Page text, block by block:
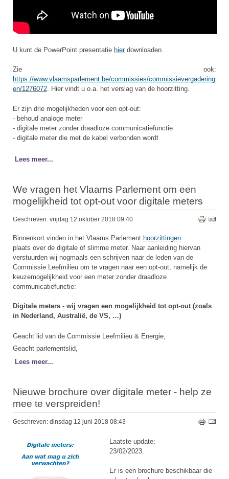
U kunt de PowerPoint presentatie hierdownloaden.
Zie ook:
https://www.vlaamsparlement.be/commissies/commissievergadering
en/1276072. Hier vindt u o.a. het verslag van de hoorzitting.
Er zijn drie mogelijkheden voor een opt-out:
- behoud analoge meter
- digitale meter zonder draadloze communicatiefunctie
- digitale meter die met de kabel verbonden wordt
Lees meer...
We vragen het Vlaams Parlement om een
mogelijkheid tot opt-out voor digitale meters
Geschreven: vrijdag 12 oktober 2018 09:40
Binnenkort vinden in het Vlaams Parlement hoorzittingen
plaats over de digitale of slimme meter. Naar aanleiding hiervan
verstuurden wij nogmaals een schrijven naar de leden van de
Commissie Leefmilieu om te vragen naar een opt-out, namelijk de
keuzemogelijkheid voor een meter zonder draadloze
communicatiefunctie:
Digitale meters - wij vragen een mogelijkheid tot opt-out (zoals
in Nederland, Australië, de VS, …)
Geacht lid van de Commissie Leefmilieu & Energie,
Geacht parlementslid,
Lees meer...
Nieuwe brochure over digitale meter - help ze
mee te verspreiden!
Geschreven: dinsdag 12 juni 2018 08:43
Laatste update:
23/02/2023.
Er is een brochure beschikbaar die